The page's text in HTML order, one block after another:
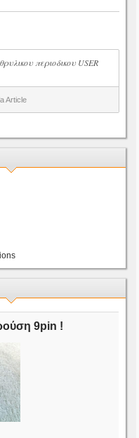
περιοδικου USER
Article
9pin !